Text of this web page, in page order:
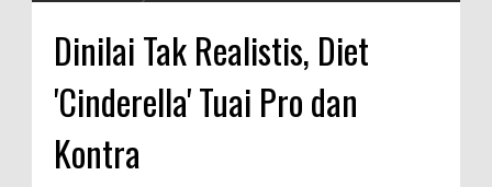
Dinilai Tak Realistis, Diet
'Cinderella' Tuai Pro dan
Kontra